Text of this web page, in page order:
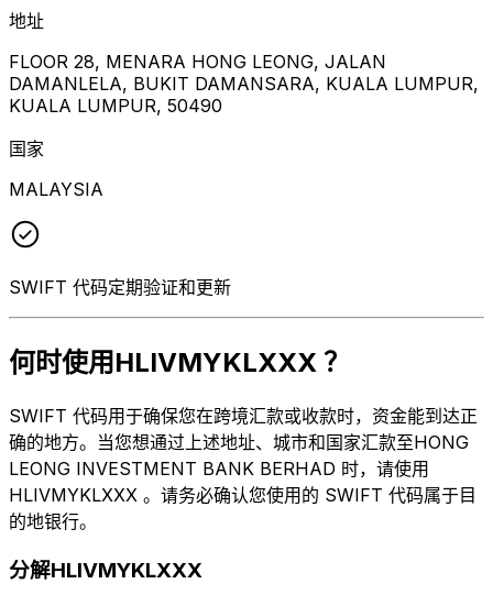
地址
FLOOR 28, MENARA HONG LEONG, JALAN
DAMANLELA, BUKIT DAMANSARA, KUALA LUMPUR,
KUALA LUMPUR, 50490
国家
MALAYSIA
SWIFT 代码定期验证和更新
何时使用HLIVMYKLXXX ？
SWIFT 代码用于确保您在跨境汇款或收款时，资金能到达正
确的地方。当您想通过上述地址、城市和国家汇款至HONG
LEONG INVESTMENT BANK BERHAD 时，请使用
HLIVMYKLXXX 。请务必确认您使用的 SWIFT 代码属于目
的地银行。
分解HLIVMYKLXXX